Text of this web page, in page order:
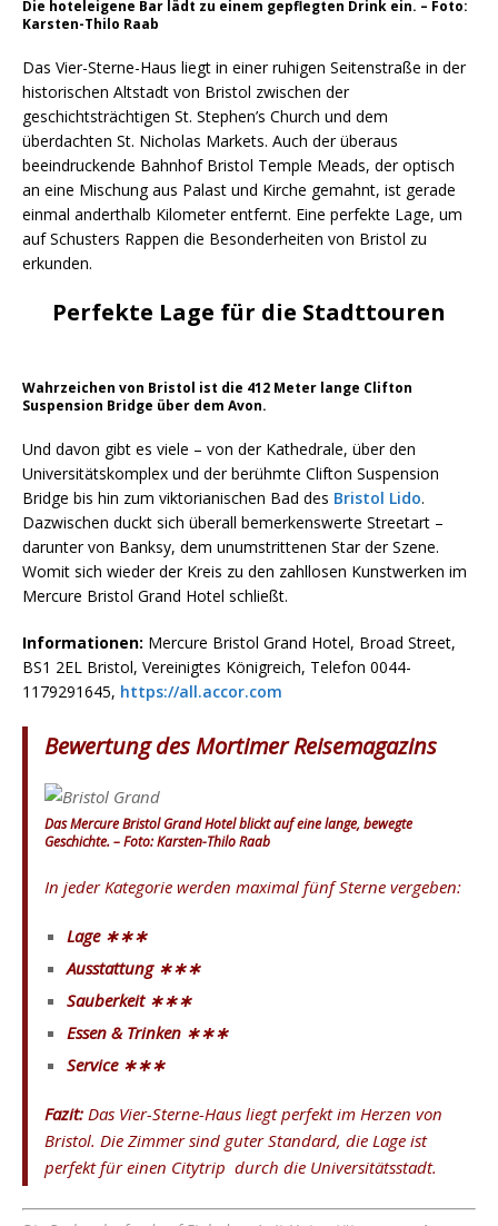
Die hoteleigene Bar lädt zu einem gepflegten Drink ein. – Foto:
Karsten-Thilo Raab
Das Vier-Sterne-Haus liegt in einer ruhigen Seitenstraße in der
historischen Altstadt von Bristol zwischen der
geschichtsträchtigen St. Stephen’s Church und dem
überdachten St. Nicholas Markets. Auch der überaus
beeindruckende Bahnhof Bristol Temple Meads, der optisch
an eine Mischung aus Palast und Kirche gemahnt, ist gerade
einmal anderthalb Kilometer entfernt. Eine perfekte Lage, um
auf Schusters Rappen die Besonderheiten von Bristol zu
erkunden.
Perfekte Lage für die Stadttouren
Wahrzeichen von Bristol ist die 412 Meter lange Clifton
Suspension Bridge über dem Avon.
Und davon gibt es viele – von der Kathedrale, über den
Universitätskomplex und der berühmte Clifton Suspension
Bridge bis hin zum viktorianischen Bad des Bristol Lido.
Dazwischen duckt sich überall bemerkenswerte Streetart –
darunter von Banksy, dem unumstrittenen Star der Szene.
Womit sich wieder der Kreis zu den zahllosen Kunstwerken im
Mercure Bristol Grand Hotel schließt.
Informationen: Mercure Bristol Grand Hotel, Broad Street,
BS1 2EL Bristol, Vereinigtes Königreich, Telefon 0044-
1179291645, https://all.accor.com
Bewertung des Mortimer Reisemagazins
Das Mercure Bristol Grand Hotel blickt auf eine lange, bewegte
Geschichte. – Foto: Karsten-Thilo Raab
In jeder Kategorie werden maximal fünf Sterne vergeben:
Lage ∗∗∗
Ausstattung ∗∗∗
Sauberkeit ∗∗∗
Essen & Trinken ∗∗∗
Service ∗∗∗
Fazit: Das Vier-Sterne-Haus liegt perfekt im Herzen von
Bristol. Die Zimmer sind guter Standard, die Lage ist
perfekt für einen Citytrip durch die Universitätsstadt.